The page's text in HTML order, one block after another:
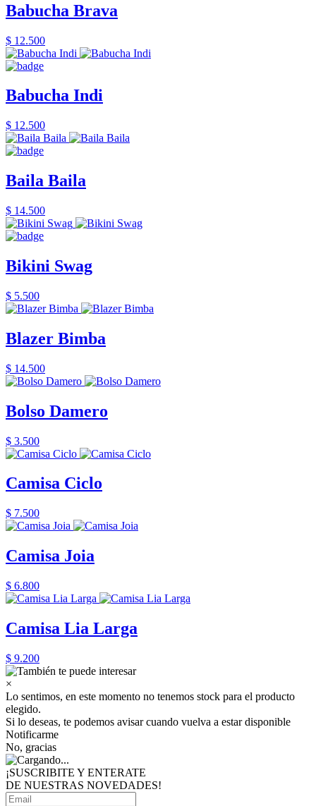
Babucha Brava
$ 12.500
Babucha Indi
$ 12.500
Baila Baila
$ 14.500
Bikini Swag
$ 5.500
Blazer Bimba
$ 14.500
Bolso Damero
$ 3.500
Camisa Ciclo
$ 7.500
Camisa Joia
$ 6.800
Camisa Lia Larga
$ 9.200
×
Lo sentimos, en este momento no tenemos stock para el producto
elegido.
Si lo deseas, te podemos avisar cuando vuelva a estar disponible
Notificarme
No, gracias
¡SUSCRIBITE Y ENTERATE
DE NUESTRAS NOVEDADES!